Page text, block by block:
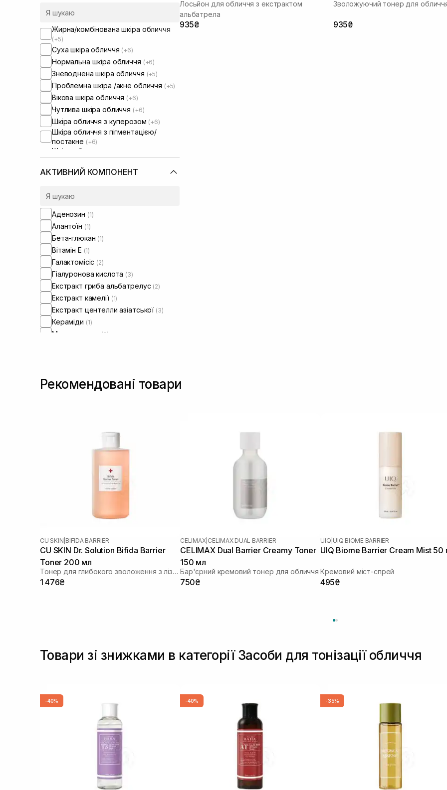
Жирна/комбінована шкіра обличчя
(+5)
Суха шкіра обличчя (+6)
Нормальна шкіра обличчя (+6)
Зневоднена шкіра обличчя (+5)
Проблемна шкіра /акне обличчя (+5)
Вікова шкіра обличчя (+6)
Чутлива шкіра обличчя (+6)
Шкіра обличчя з куперозом (+6)
Шкіра обличчя з пігментацією/
постакне (+6)
Шкіра обличчя з розширеними
порами
Шкіра обличчя з порушеним
мікробіомом
АКТИВНИЙ КОМПОНЕНТ
Аденозин (1)
Алантоїн (1)
Бета-глюкан (1)
Вітамін Е (1)
Галактомісіс (2)
Гіалуронова кислота (3)
Екстракт гриба альбатрелус (2)
Екстракт камелії (1)
Екстракт центелли азіатської (3)
Кераміди (1)
Мадекасосид (2)
Пантенол (5)
Лосьйон для обличчя з екстрактом
альбатрела
935₴
Зволожуючий тонер для
935₴
Рекомендовані товари
CU SKIN BIFIDA BARRIER
CU SKIN Dr. Solution Bifida Barrier
Toner 200 мл
Тонер для глибокого зволоження з лізатом біфідобактерій 85%
1 476₴
CELIMAX CELIMAX DUAL BARRIER
CELIMAX Dual Barrier Creamy Toner
150 мл
Бар'єрний кремовий тонер для обличчя
750₴
UIQ UIQ BIOME BARRIER
UIQ Biome Barrier Cream Mist 50
Кремовий міст-спрей
495₴
Товари зі знижками в категорії Засоби для тонізації обличчя
-40% -40% -35%